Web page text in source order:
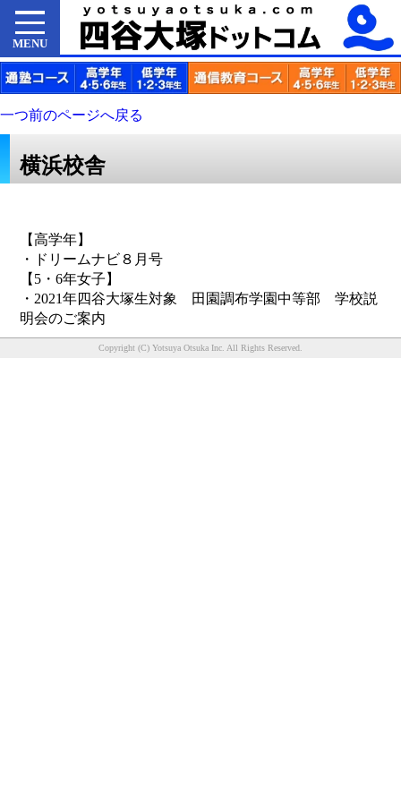
MENU
一つ前のページへ戻る
横浜校舎
【高学年】
・ドリームナビ８月号
【5・6年女子】
・2021年四谷大塚生対象 田園調布学園中等部 学校説
明会のご案内
Copyright (C) Yotsuya Otsuka Inc. All Rights Reserved.